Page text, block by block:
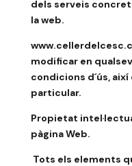
dels serveis
la web.
modificar en
condicions d´ús,
particular.
Propietat
pàgina Web.
Tots els elements